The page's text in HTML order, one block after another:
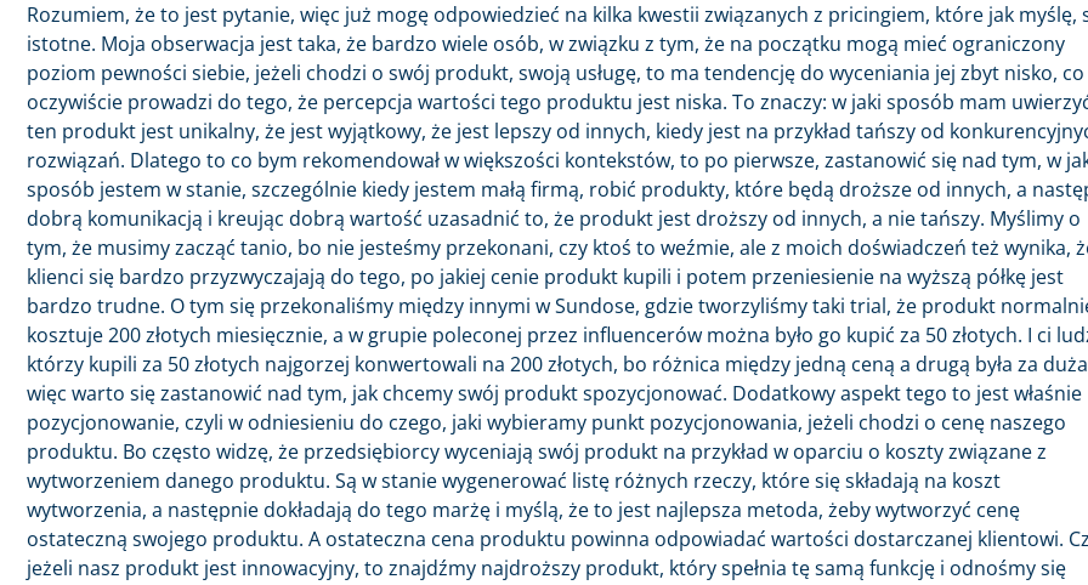
Rozumiem, że to jest pytanie, więc już mogę odpowiedzieć na kilka kwestii związanych z pricingiem, które jak myślę,
istotne. Moja obserwacja jest taka, że bardzo wiele osób, w związku z tym, że na początku mogą mieć ograniczony
poziom pewności siebie, jeżeli chodzi o swój produkt, swoją usługę, to ma tendencję do wyceniania jej zbyt nisko, co
oczywiście prowadzi do tego, że percepcja wartości tego produktu jest niska. To znaczy: w jaki sposób mam
ten produkt jest unikalny, że jest wyjątkowy, że jest lepszy od innych, kiedy jest na przykład tańszy od
rozwiązań. Dlatego to co bym rekomendował w większości kontekstów, to po pierwsze, zastanowić się nad tym, w
sposób jestem w stanie, szczególnie kiedy jestem małą firmą, robić produkty, które będą droższe od innych, a
dobrą komunikacją i kreując dobrą wartość uzasadnić to, że produkt jest droższy od innych, a nie tańszy. Myślimy o
tym, że musimy zacząć tanio, bo nie jesteśmy przekonani, czy ktoś to weźmie, ale z moich doświadczeń też wynika,
klienci się bardzo przyzwyczajają do tego, po jakiej cenie produkt kupili i potem przeniesienie na wyższą półkę jest
bardzo trudne. O tym się przekonaliśmy między innymi w Sundose, gdzie tworzyliśmy taki trial, że produkt
kosztuje 200 złotych miesięcznie, a w grupie poleconej przez influencerów można było go kupić za 50 złotych. I ci
którzy kupili za 50 złotych najgorzej konwertowali na 200 złotych, bo różnica między jedną ceną a drugą była za
więc warto się zastanowić nad tym, jak chcemy swój produkt spozycjonować. Dodatkowy aspekt tego to jest właśnie
pozycjonowanie, czyli w odniesieniu do czego, jaki wybieramy punkt pozycjonowania, jeżeli chodzi o cenę naszego
produktu. Bo często widzę, że przedsiębiorcy wyceniają swój produkt na przykład w oparciu o koszty związane z
wytworzeniem danego produktu. Są w stanie wygenerować listę różnych rzeczy, które się składają na koszt
wytworzenia, a następnie dokładają do tego marżę i myślą, że to jest najlepsza metoda, żeby wytworzyć cenę
ostateczną swojego produktu. A ostateczna cena produktu powinna odpowiadać wartości dostarczanej klientowi.
jeżeli nasz produkt jest innowacyjny, to znajdźmy najdroższy produkt, który spełnia tę samą funkcję i odnośmy się